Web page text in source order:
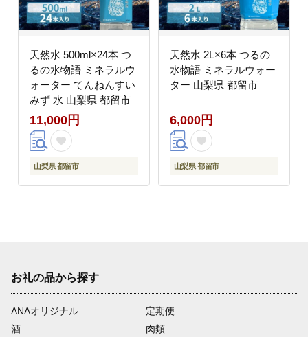
天然水 500ml×24本 つ
るの水物語 ミネラルウ
ォーター てんねんすい
みず 水 山梨県 都留市
11,000円
山梨県 都留市
天然水 2L×6本 つるの
水物語 ミネラルウォー
ター 山梨県 都留市
6,000円
山梨県 都留市
お礼の品から探す
ANAオリジナル
定期便
酒
肉類